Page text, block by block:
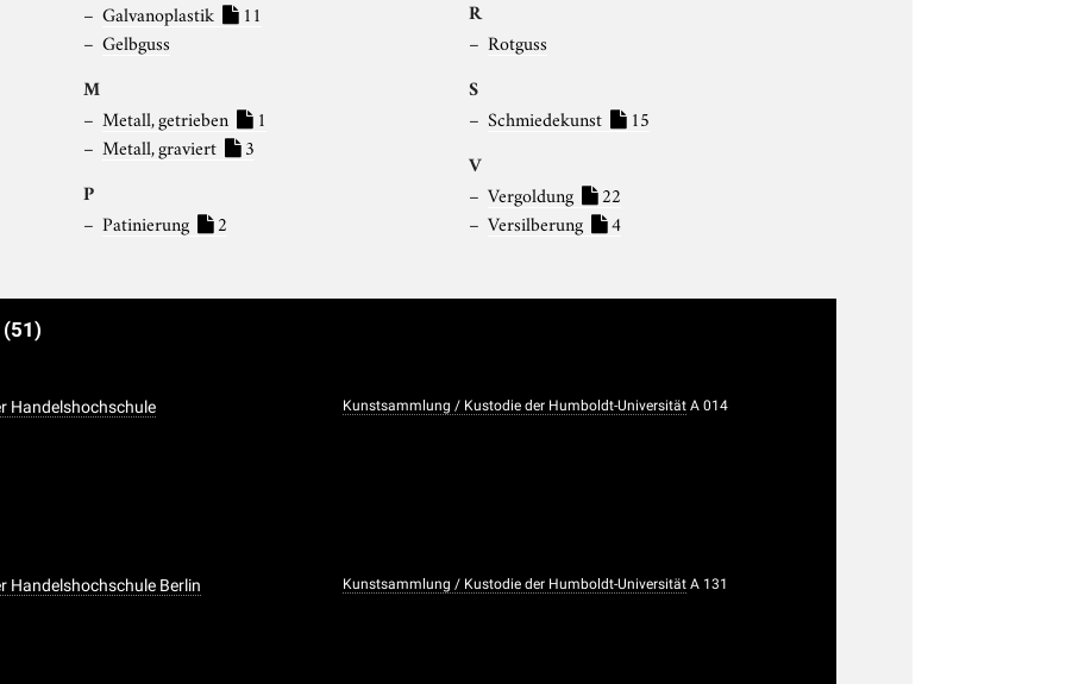
Galvanoplastik
11
Gelbguss
M
Metall, getrieben
1
Metall, graviert
3
P
Patinierung 2
R
Rotguss
S
Schmiedekunst 15
V
Vergoldung
22
Versilberung
4
(51)
Handelshochschule Kunstsammlung / Kustodie der Humboldt-Universität A 014
Handelshochschule Berlin Kunstsammlung / Kustodie der Humboldt-Universität A 131